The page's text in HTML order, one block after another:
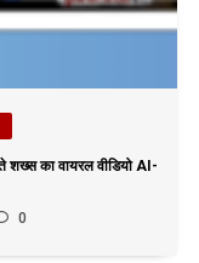
शख्स का वायरल वीडियो AI-
0